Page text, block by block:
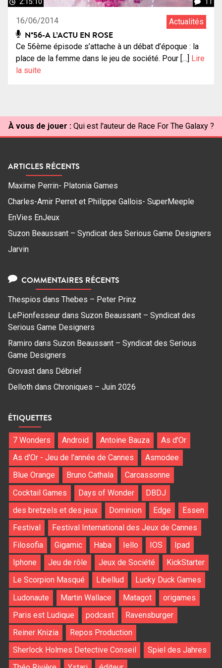
16/06/2014 Actualités
N°56-A L’ACTU EN ROSE
Ce 56ème épisode s’attache à un débat d’époque : la
place de la femme dans le jeu de société. Pour […] Lire
la suite
À vous de jouer : Qui est l'auteur de Race For The Galaxy ?
ARTICLES RÉCENTS
Maxime Perrin- Platonia Games
Charles-Amir Perret et Philippe Gallois- SuperMeeple
EnVies EnJeux
Suzon Beaussant – Syndicat des Serious Game Designers
Jarvin
COMMENTAIRES RÉCENTS
Thespios dans Thebes – Peter Prinz
LePionfesseur dans Suzon Beaussant – Syndicat des
Serious Game Designers
Ramiro dans Suzon Beaussant – Syndicat des Serious
Game Designers
Grovast dans Débrief
Delloth dans Chroniques – Juin 2026
ÉTIQUETTES
7 Wonders Android Antoine Bauza
As d'Or
As d'Or - Jeu de l'année de Cannes
Asmodee
Blue Orange
Bruno Cathala
Carcassonne
Cocktail Games
Days of Wonder
DBDJ
des bretzels et des jeux
Dominion Edge
Essen
Festival
Festival International des Jeux de Cannes
Filosofia
Gigamic Haba Iello IOS
Ipad
Iphone
Jeu de rôle Jeux de Société
KickStarter
Le Scorpion Masqué
Libellud
Lucky Duck Games
Ludonaute
Martin Wallace Matagot
origames
Paris est Ludique
podcast
Ravensburger
Reiner Knizia
Repos Production
Sherlock Holmes Detective Conseil
Spiel des Jahres